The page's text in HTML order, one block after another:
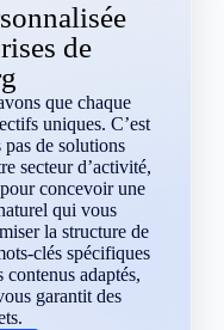
de
que chaque
uniques. C’est
de solutions
secteur d’activité,
concevoir une
qui vous
la structure de
clés spécifiques
adaptés,
garantit des